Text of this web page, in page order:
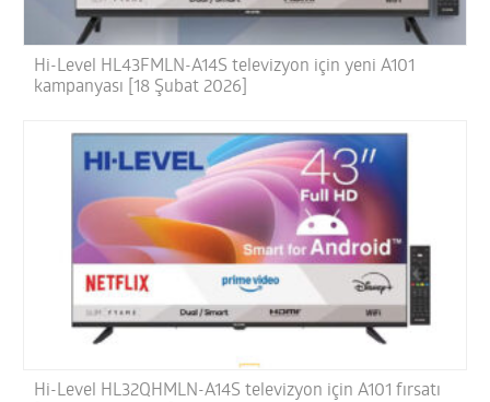
Hi-Level HL43FMLN-A14S televizyon için yeni A101
kampanyası [18 Şubat 2026]
Hi-Level HL32QHMLN-A14S televizyon için A101 fırsatı